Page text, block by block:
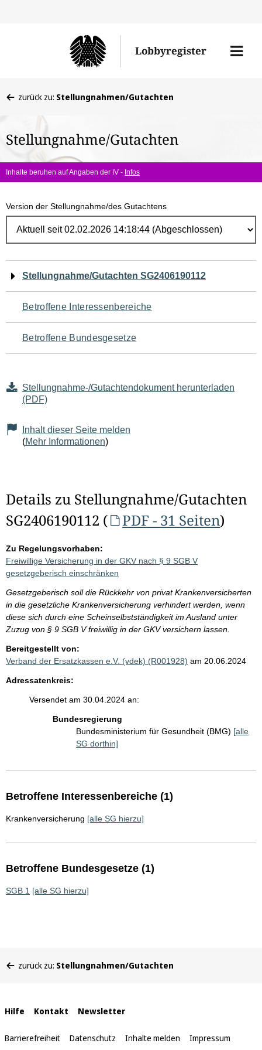
Lobbyregister
Menü
befinden
hier:
zurück zu: Stellungnahmen/Gutachten
Stellungnahme/Gutachten
Inhalte beruhen auf Angaben der IV - Infos
Version der Stellungnahme/des Gutachtens
Navigation
für
den
Seiteninhalt
Stellungnahme/Gutachten SG2406190112
Betroffene Interessenbereiche
Betroffene Bundesgesetze
Stellungnahme-/Gutachtendokument herunterladen
(PDF)
Inhalt dieser Seite melden
(Mehr Informationen)
Details zu Stellungnahme/Gutachten
SG2406190112 (
PDF - 31 Seiten)
Zu Regelungsvorhaben:
Freiwillige Versicherung in der GKV nach § 9 SGB V
gesetzgeberisch einschränken
Gesetzgeberisch soll die Rückkehr von privat Krankenversicherten
in die gesetzliche Krankenversicherung verhindert werden, wenn
diese sich durch eine Scheinselbstständigkeit im Ausland unter
Zuzug von § 9 SGB V freiwillig in der GKV versichern lassen.
Bereitgestellt von:
Verband der Ersatzkassen e.V. (vdek) (R001928) am 20.06.2024
Adressatenkreis:
Versendet am 30.04.2024 an:
Bundesregierung
Bundesministerium für Gesundheit (BMG) [alle
SG dorthin]
Betroffene Interessenbereiche (1)
Krankenversicherung [alle SG hierzu]
Betroffene Bundesgesetze (1)
SGB 1 [alle SG hierzu]
befinden
zurück zu: Stellungnahmen/Gutachten
Interne
Links
Hilfe Kontakt Newsletter
Barrierefreiheit Datenschutz Inhalte melden Impressum